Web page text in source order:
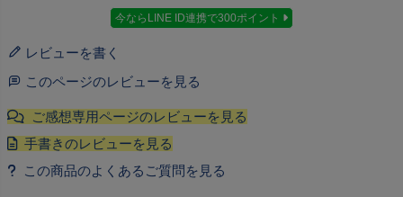
今ならLINE ID連携で300ポイント
レビューを書く
このページのレビューを見る